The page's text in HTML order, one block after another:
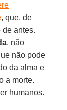
, que, de
de antes.
, não
não pode
da alma e
a morte.
humanos.